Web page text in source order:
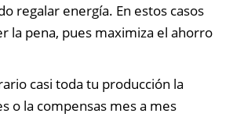
regalar energía. En estos casos
la pena, pues maximiza el ahorro
casi toda tu producción la
o la compensas mes a mes